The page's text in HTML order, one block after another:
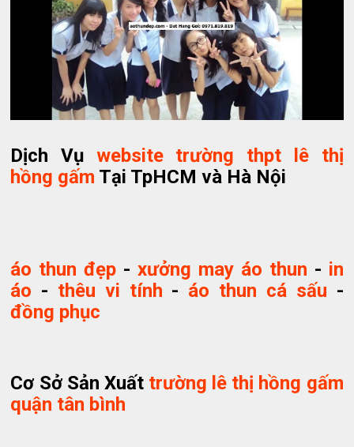
Dịch Vụ website trường thpt lê thị
hồng gấm Tại TpHCM và Hà Nội
áo thun đẹp -xưởng may áo thun - in
áo - thêu vi tính - áo thun cá sấu -
đồng phục
Cơ Sở Sản Xuất trường lê thị hồng gấm
quận tân bình